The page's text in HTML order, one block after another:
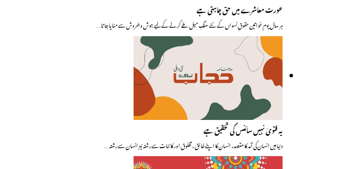
عورت معاشرے میں حق چاہتی ہے
ہر سال یومِ خواتین حقوقِ نسواں کے نئے سنگِ میل طے کرنے کے لیے جوش و خروش سے منایا جاتا…
یہ فتویٰ نہیں سائنس کی تحقیق ہے
دنیا میں انسان کی آمد کا مقصد، انسان کا اپنے خالق ،مخلوق اور کائنات سے رشتہ نیز انسان سے رشتہ…